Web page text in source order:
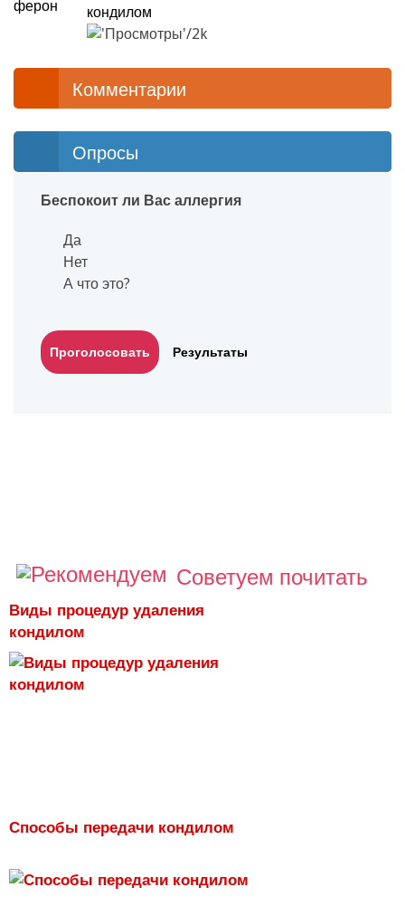
кондилом
2k
Комментарии
Опросы
Беспокоит ли Вас аллергия
Да
Нет
А что это?
Результаты
Советуем почитать
Виды процедур удаления
кондилом
Способы передачи кондилом